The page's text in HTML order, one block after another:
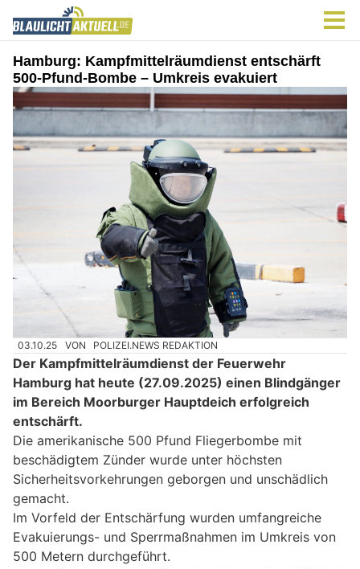
Hamburg: Kampfmittelräumdienst entschärft
500-Pfund-Bombe – Umkreis evakuiert
03.10.25 VON POLIZEI.NEWS REDAKTION
Der Kampfmittelräumdienst der Feuerwehr
Hamburg hat heute (27.09.2025) einen Blindgänger
im Bereich Moorburger Hauptdeich erfolgreich
entschärft.
Die amerikanische 500 Pfund Fliegerbombe mit
beschädigtem Zünder wurde unter höchsten
Sicherheitsvorkehrungen geborgen und unschädlich
gemacht.
Im Vorfeld der Entschärfung wurden umfangreiche
Evakuierungs- und Sperrmaßnahmen im Umkreis von
500 Metern durchgeführt.